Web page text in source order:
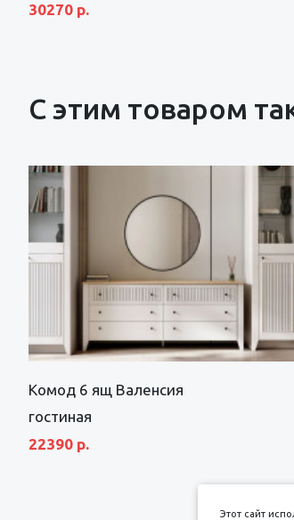
30270 р.
С этим товаром
Комод 6 ящ Валенсия
гостиная
22390 р.
Этот сайт